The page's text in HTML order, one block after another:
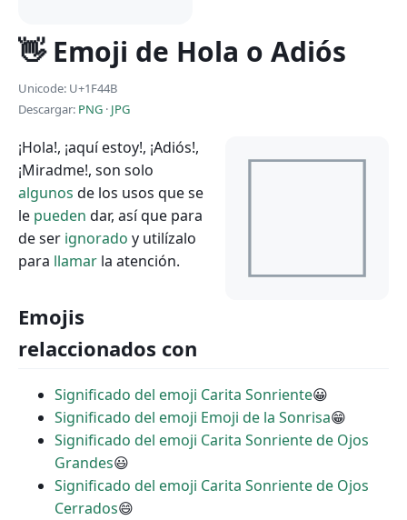
👋 Emoji de Hola o Adiós
Unicode: U+1F44B
Descargar: PNG · JPG
¡Hola!, ¡aquí estoy!, ¡Adiós!,
¡Miradme!, son solo
algunos de los usos que se
le pueden dar, así que para
de ser ignorado y utilízalo
para llamar la atención.
Emojis
relaccionados con
Significado del emoji Carita Sonriente😀
Significado del emoji Emoji de la Sonrisa😁
Significado del emoji Carita Sonriente de Ojos
Grandes😃
Significado del emoji Carita Sonriente de Ojos
Cerrados😄